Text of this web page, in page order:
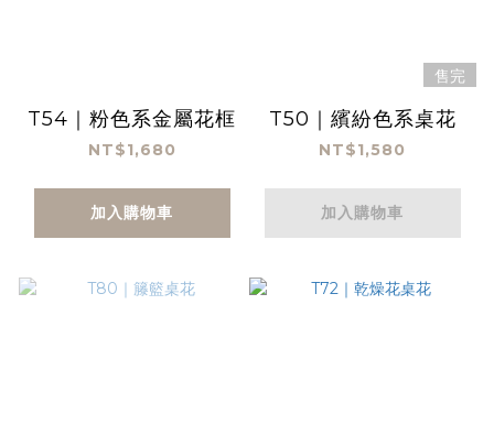
T54｜粉色系金屬花框
NT$1,680
加入購物車
售完
T50｜繽紛色系桌花
NT$1,580
加入購物車